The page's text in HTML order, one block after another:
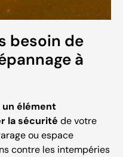
besoin de
à
un élément
la sécurité de votre
ou espace
contre les intempéries